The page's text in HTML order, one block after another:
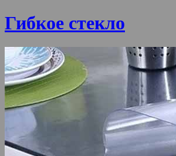
Гибкое стекло